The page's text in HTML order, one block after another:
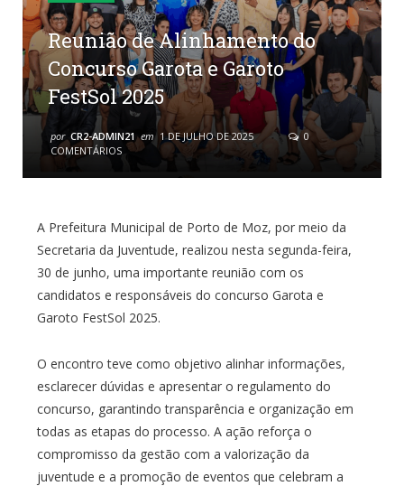
Reunião de Alinhamento do
Concurso Garota e Garoto
FestSol 2025
por CR2-ADMIN21 em 1 DE JULHO DE 2025
0
COMENTÁRIOS
A Prefeitura Municipal de Porto de Moz, por meio da
Secretaria da Juventude, realizou nesta segunda-feira,
30 de junho, uma importante reunião com os
candidatos e responsáveis do concurso Garota e
Garoto FestSol 2025.
O encontro teve como objetivo alinhar informações,
esclarecer dúvidas e apresentar o regulamento do
concurso, garantindo transparência e organização em
todas as etapas do processo. A ação reforça o
compromisso da gestão com a valorização da
juventude e a promoção de eventos que celebram a